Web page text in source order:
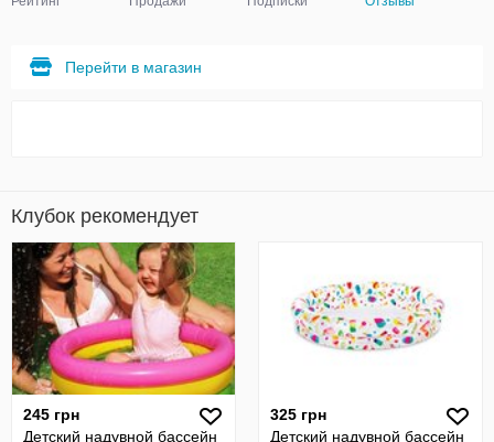
Перейти в магазин
Клубок рекомендует
245 грн
Детский надувной бассейн
325 грн
Детский надувной бассейн